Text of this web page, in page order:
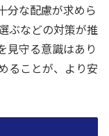
分な配慮が求めら
ぶなどの対策が推
見守る意識はあり
ることが、より安